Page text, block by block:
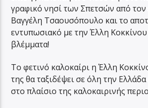
γραφικό νησί των Σπετσών από
Βαγγέλη Τσαουσόπουλο και το
εντυπωσιακό με την Έλλη Κοκκίνου
βλέμματα!
Το φετινό καλοκαίρι η Έλλη
της θα ταξιδέψει σε όλη την
στο πλαίσιο της καλοκαιρινής